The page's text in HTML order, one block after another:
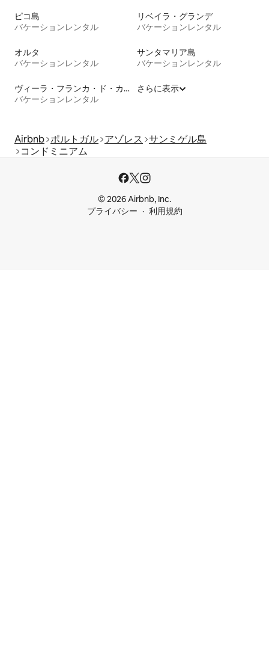
ピコ島
バケーションレンタル
リベイラ・グランデ
バケーションレンタル
オルタ
バケーションレンタル
サンタマリア島
バケーションレンタル
ヴィーラ・フランカ・ド・カンポ
バケーションレンタル
さらに表示
Airbnb ポルトガル アゾレス サンミゲル島
コンドミニアム
© 2026 Airbnb, Inc.
プライバシー
利用規約